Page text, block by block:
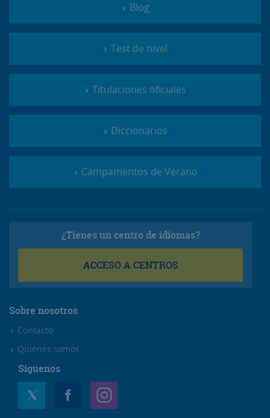
Blog
Test de nivel
Titulaciones oficiales
Diccionarios
Campamentos de Verano
¿Tienes un centro de idiomas?
ACCESO A CENTROS
Sobre nosotros
Contacto
Quiénes somos
Síguenos